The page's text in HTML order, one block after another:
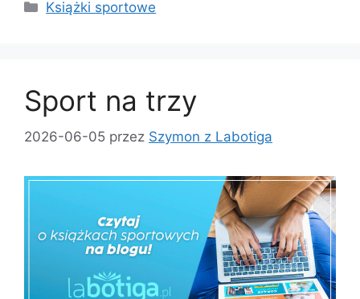
Kategorie
Książki sportowe
Sport na trzy
2026-06-05 przez Szymon z Labotiga